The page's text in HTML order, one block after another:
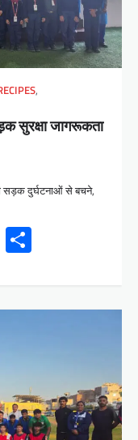
,
सुरक्षा जागरूकता
सड़क दुर्घटनाओं से बचने,
X